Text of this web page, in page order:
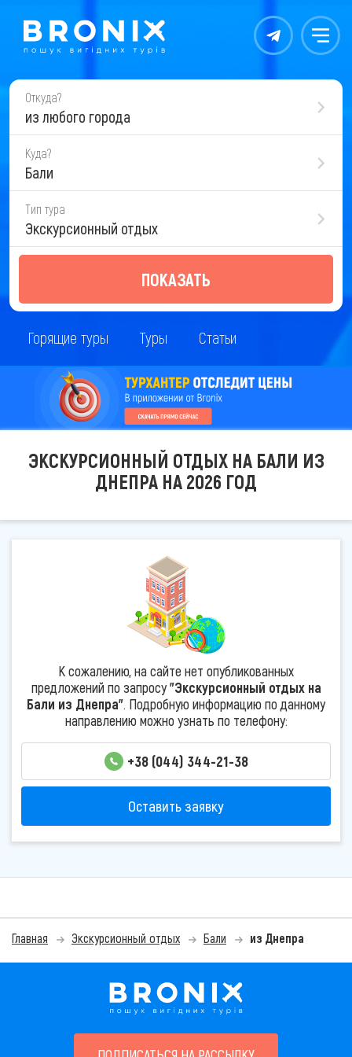
Контакты Меню
Откуда?
из любого города
Куда?
Бали
Тип тура
Экскурсионный отдых
ПОКАЗАТЬ
Горящие туры Туры Статьи
ЭКСКУРСИОННЫЙ ОТДЫХ НА БАЛИ ИЗ
ДНЕПРА НА 2026 ГОД
К сожалению, на сайте нет опубликованных
предложений по запросу"Экскурсионный отдых на
Бали из Днепра". Подробную информацию по данному
направлению можно узнать по телефону:
+38 (044) 344-21-38
Оставить заявку
Главная Экскурсионный отдых Бали из Днепра